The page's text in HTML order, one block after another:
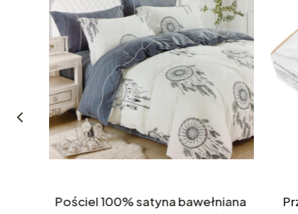
Pościel 100% satyna bawełniana